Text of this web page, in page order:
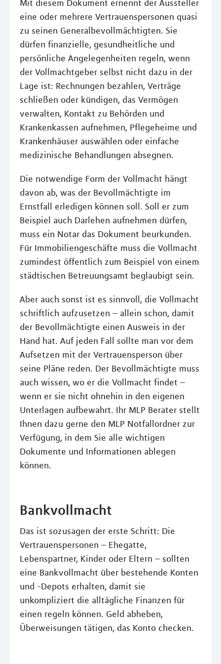
Mit diesem Dokument ernennt der Aussteller
eine oder mehrere Vertrauenspersonen quasi
zu seinen Generalbevollmächtigten. Sie
dürfen finanzielle, gesundheitliche und
persönliche Angelegenheiten regeln, wenn
der Vollmachtgeber selbst nicht dazu in der
Lage ist: Rechnungen bezahlen, Verträge
schließen oder kündigen, das Vermögen
verwalten, Kontakt zu Behörden und
Krankenkassen aufnehmen, Pflegeheime und
Krankenhäuser auswählen oder einfache
medizinische Behandlungen absegnen.
Die notwendige Form der Vollmacht hängt
davon ab, was der Bevollmächtigte im
Ernstfall erledigen können soll. Soll er zum
Beispiel auch Darlehen aufnehmen dürfen,
muss ein Notar das Dokument beurkunden.
Für Immobiliengeschäfte muss die Vollmacht
zumindest öffentlich zum Beispiel von einem
städtischen Betreuungsamt beglaubigt sein.
Aber auch sonst ist es sinnvoll, die Vollmacht
schriftlich aufzusetzen – allein schon, damit
der Bevollmächtigte einen Ausweis in der
Hand hat. Auf jeden Fall sollte man vor dem
Aufsetzen mit der Vertrauensperson über
seine Pläne reden. Der Bevollmächtigte muss
auch wissen, wo er die Vollmacht findet –
wenn er sie nicht ohnehin in den eigenen
Unterlagen aufbewahrt. Ihr MLP Berater stellt
Ihnen dazu gerne den MLP Notfallordner zur
Verfügung, in dem Sie alle wichtigen
Dokumente und Informationen ablegen
können.
Bankvollmacht
Das ist sozusagen der erste Schritt: Die
Vertrauenspersonen – Ehegatte,
Lebenspartner, Kinder oder Eltern – sollten
eine Bankvollmacht über bestehende Konten
und -Depots erhalten, damit sie
unkompliziert die alltägliche Finanzen für
einen regeln können. Geld abheben,
Überweisungen tätigen, das Konto checken.